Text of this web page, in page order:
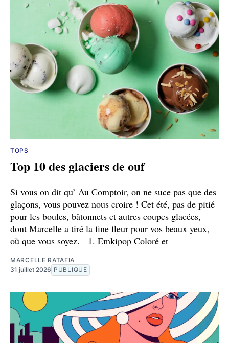
TOPS
Top 10 des glaciers de ouf
Si vous on dit qu’ Au Comptoir, on ne suce pas que des
glaçons, vous pouvez nous croire ! Cet été, pas de pitié
pour les boules, bâtonnets et autres coupes glacées,
dont Marcelle a tiré la fine fleur pour vos beaux yeux,
où que vous soyez. 1. Emkipop Coloré et
MARCELLE RATAFIA
31 juillet 2026 PUBLIQUE